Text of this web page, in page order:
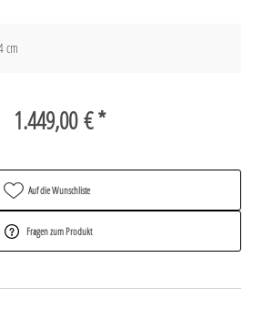
cm
1.449,00 € *
Auf die Wunschliste
Fragen zum Produkt